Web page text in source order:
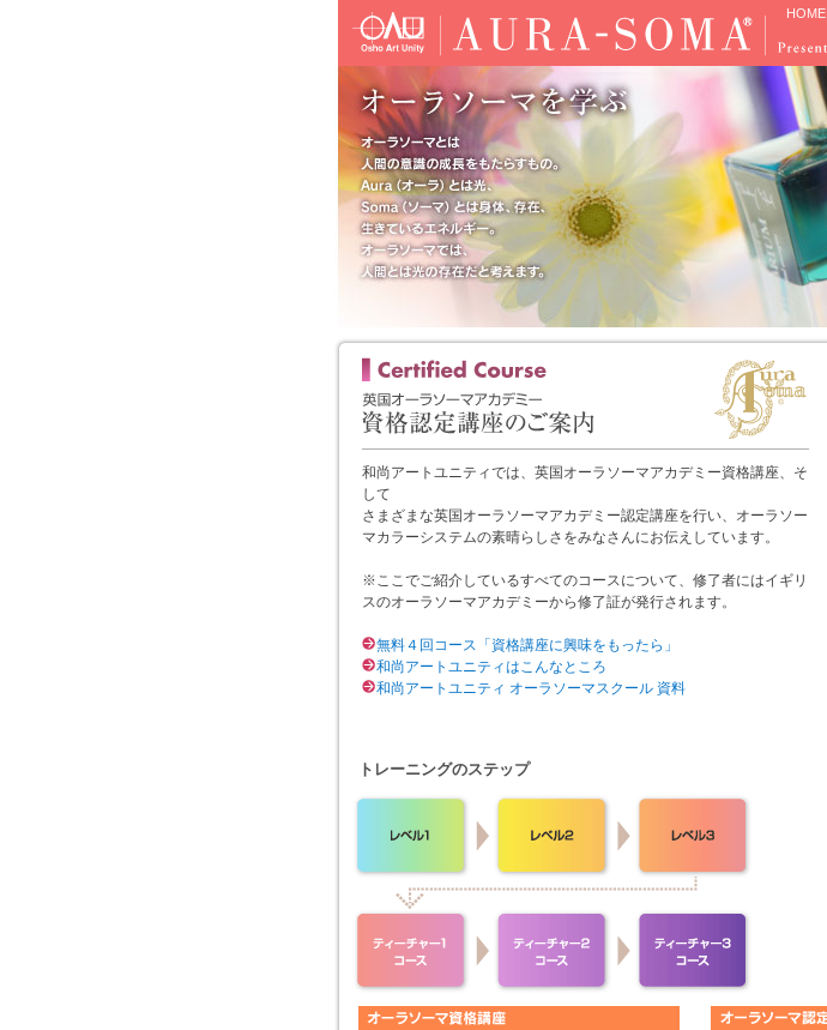
HOME
和尚アートユニティでは、英国オーラソーマアカデミー資格講座、そ
して
さまざまな英国オーラソーマアカデミー認定講座を行い、オーラソー
マカラーシステムの素晴らしさをみなさんにお伝えしています。
※ここでご紹介しているすべてのコースについて、修了者にはイギリ
スのオーラソーマアカデミーから修了証が発行されます。
無料４回コース「資格講座に興味をもったら」
和尚アートユニティはこんなところ
和尚アートユニティ オーラソーマスクール 資料
トレーニングのステップ